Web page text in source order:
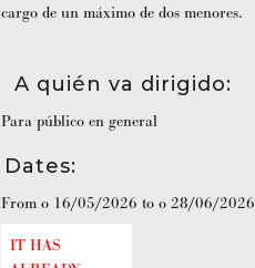
cargo de un máximo de dos menores.
A quién va dirigido:
Para público en general
Dates:
From o 16/05/2026 to o 28/06/2026
IT HAS